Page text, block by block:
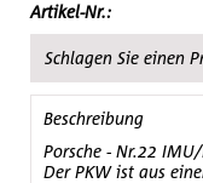
Artikel-Nr.:
Schlagen Sie einen
Beschreibung
Porsche - Nr.22
Der PKW ist aus